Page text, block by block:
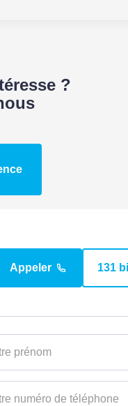
?
Appeler 131